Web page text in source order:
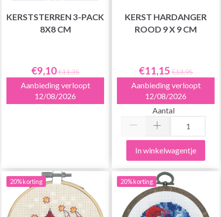
KERSTSTERREN 3-PACK
8X8 CM
€9,10€11,35
Aanbieding verloopt
12/08/2026
KERST HARDANGER
ROOD 9 X 9 CM
€11,15 €13,95
Aanbieding verloopt
12/08/2026
Aantal
In winkelwagentje
20% korting 20% korting